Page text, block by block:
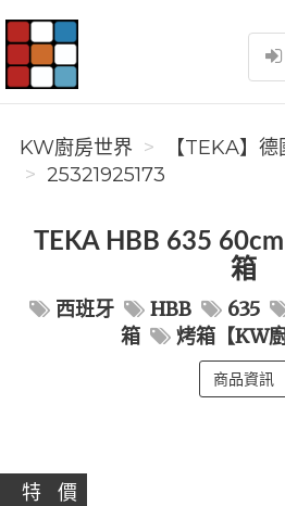
KW廚房世界
KW廚房世界
【TEKA】️
25321925173
TEKA HBB 635
箱
西班牙 HBB 635
箱
烤箱【KW
商品資訊
特 價